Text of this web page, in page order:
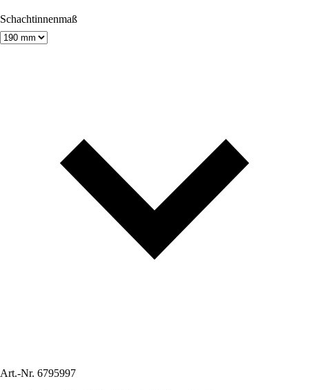
Schachtinnenmaß
Art.-Nr. 6795997